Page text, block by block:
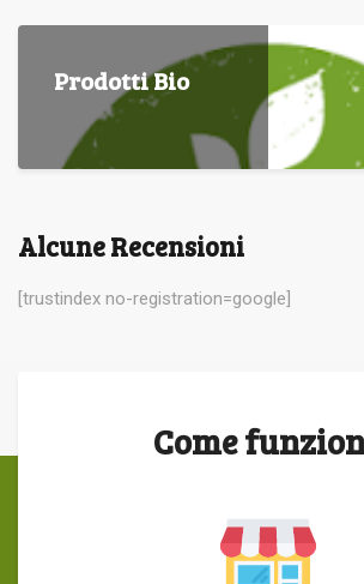
Prodotti Bio
Alcune Recensioni
[trustindex no-registration=google]
Come